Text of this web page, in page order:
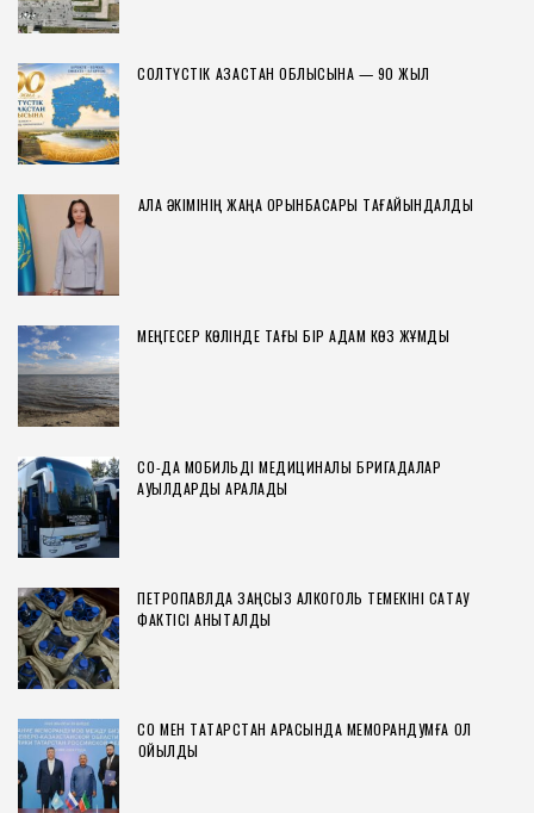
СОЛТҮСТІК ҚАЗАҚСТАН ОБЛЫСЫНА — 90 ЖЫЛ
ҚАЛА ӘКІМІНІҢ ЖАҢА ОРЫНБАСАРЫ ТАҒАЙЫНДАЛДЫ
МЕҢГЕСЕР КӨЛІНДЕ ТАҒЫ БІР АДАМ КӨЗ ЖҰМДЫ
СҚО-ДА МОБИЛЬДІ МЕДИЦИНАЛЫҚ БРИГАДАЛАР
АУЫЛДАРДЫ АРАЛАДЫ
ПЕТРОПАВЛДА ЗАҢСЫЗ АЛКОГОЛЬ ТЕМЕКІНІ САҚТАУ
ФАКТІСІ АНЫҚТАЛДЫ
СҚО МЕН ТАТАРСТАН АРАСЫНДА МЕМОРАНДУМҒА ҚОЛ
ҚОЙЫЛДЫ